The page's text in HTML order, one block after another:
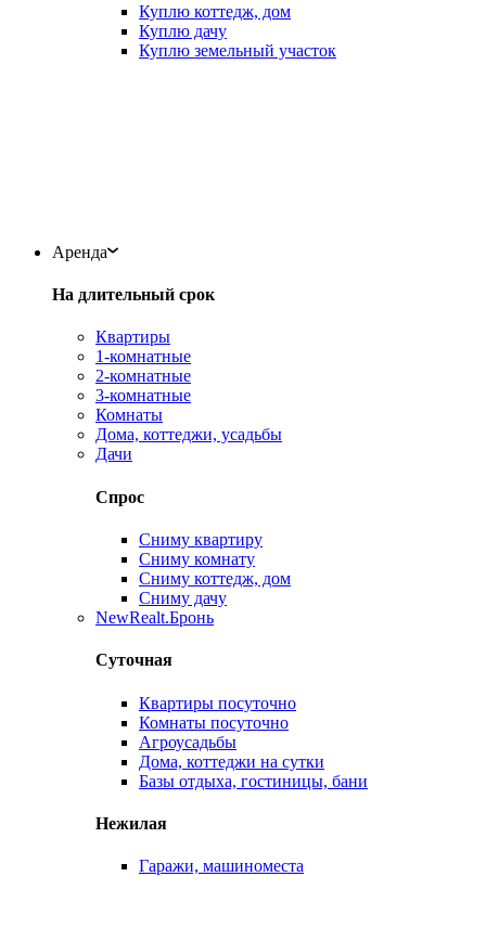
Куплю коттедж, дом
Куплю дачу
Куплю земельный участок
Аренда
На длительный срок
Квартиры
1-комнатные
2-комнатные
3-комнатные
Комнаты
Дома, коттеджи, усадьбы
Дачи
Спрос
Сниму квартиру
Сниму комнату
Сниму коттедж, дом
Сниму дачу
NewRealt.Бронь
Суточная
Квартиры посуточно
Комнаты посуточно
Агроусадьбы
Дома, коттеджи на сутки
Базы отдыха, гостиницы, бани
Нежилая
Гаражи, машиноместа